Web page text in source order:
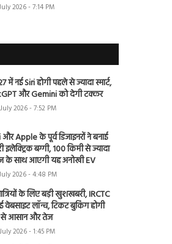
2026 - 7:14 PM
में नई Siri होगी पहले से ज्यादा स्मार्ट,
और Gemini को देगी टक्कर
2026 - 7:52 PM
Apple के पूर्व डिजाइनरों ने बनाई
इलेक्ट्रिक बग्गी, 100 किमी से ज्यादा
के साथ आएगी यह अनोखी EV
2026 - 4:48 PM
के लिए बड़ी खुशखबरी, IRCTC
वेबसाइट लॉन्च, टिकट बुकिंग होगी
आसान और तेज
2026 - 1:45 PM